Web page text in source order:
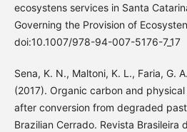
ecosystens services in Santa
Governing the Provision of
doi:10.1007/978-94-007-5176-7_17
Sena, K. N., Maltoni, K. L., Faria, G.
(2017). Organic carbon and
after conversion from degraded
Brazilian Cerrado. Revista Brasileira